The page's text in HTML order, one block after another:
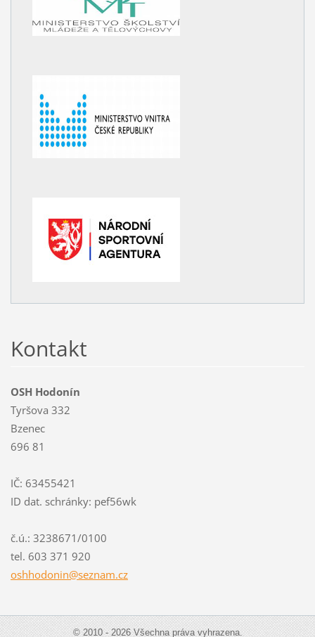
Kontakt
OSH Hodonín
Tyršova 332
Bzenec
696 81
IČ: 63455421
ID dat. schránky: pef56wk
č.ú.: 3238671/0100
tel. 603 371 920
oshhodonin@seznam.cz
© 2010 - 2026 Všechna práva vyhrazena.